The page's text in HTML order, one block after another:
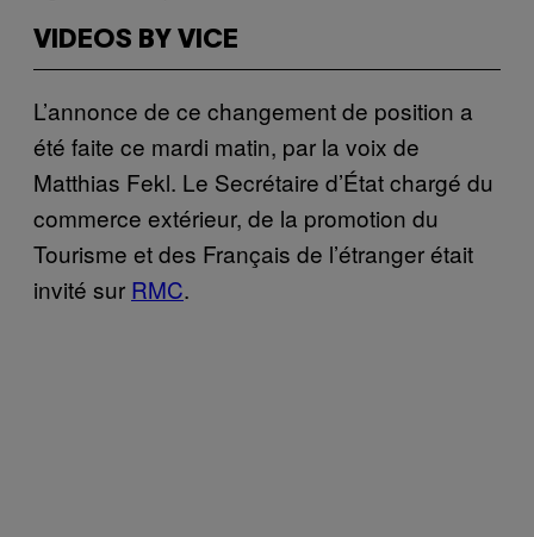
VIDEOS BY VICE
L’annonce de ce changement de position a
été faite ce mardi matin, par la voix de
Matthias Fekl. Le Secrétaire d’État chargé du
commerce extérieur, de la promotion du
Tourisme et des Français de l’étranger était
invité sur RMC.